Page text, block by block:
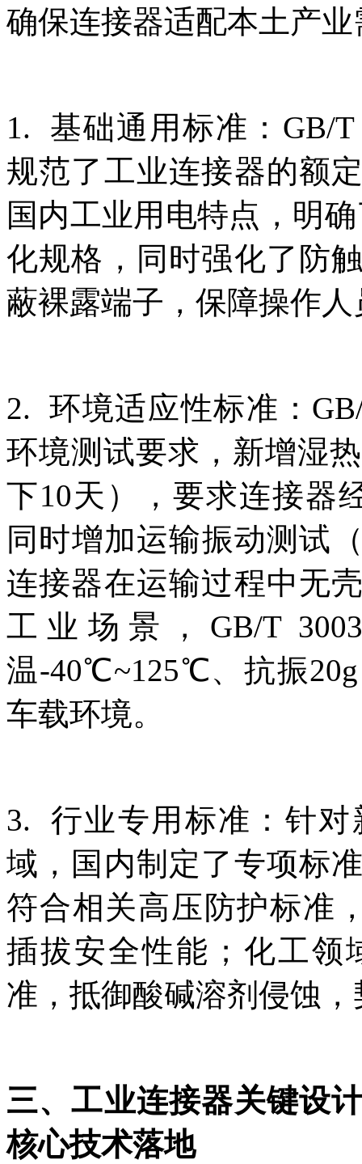
确保连接器适配本土产业
1. 基础通用标准：GB/T
规范了工业连接器的额
国内工业用电特点，明
化规格，同时强化了防
蔽裸露端子，保障操作
2. 环境适应性标准：
环境测试要求，新增湿
下10天），要求连接器
同时增加运输振动测试
连接器在运输过程中无
工业场景，GB/T
温-40℃~125℃、抗振
车载环境。
3. 行业专用标准：针
域，国内制定了专项标
符合相关高压防护标准
插拔安全性能；化工领
准，抵御酸碱溶剂侵蚀
三、工业连接器关键设
核心技术落地